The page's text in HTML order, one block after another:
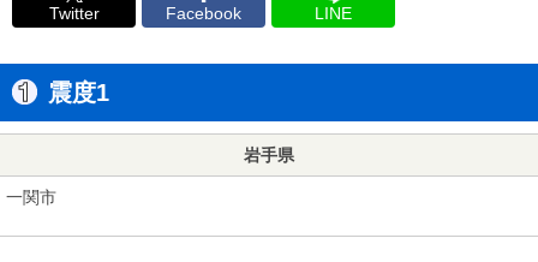
Twitter Facebook LINE
震度1
岩手県
一関市